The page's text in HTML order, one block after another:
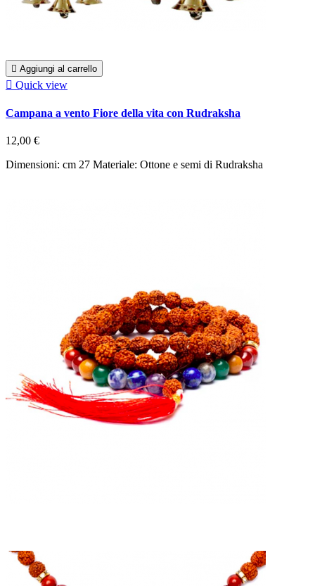
 Aggiungi al carrello
 Quick view
Campana a vento Fiore della vita con Rudraksha
12,00 €
Dimensioni: cm 27 Materiale: Ottone e semi di Rudraksha